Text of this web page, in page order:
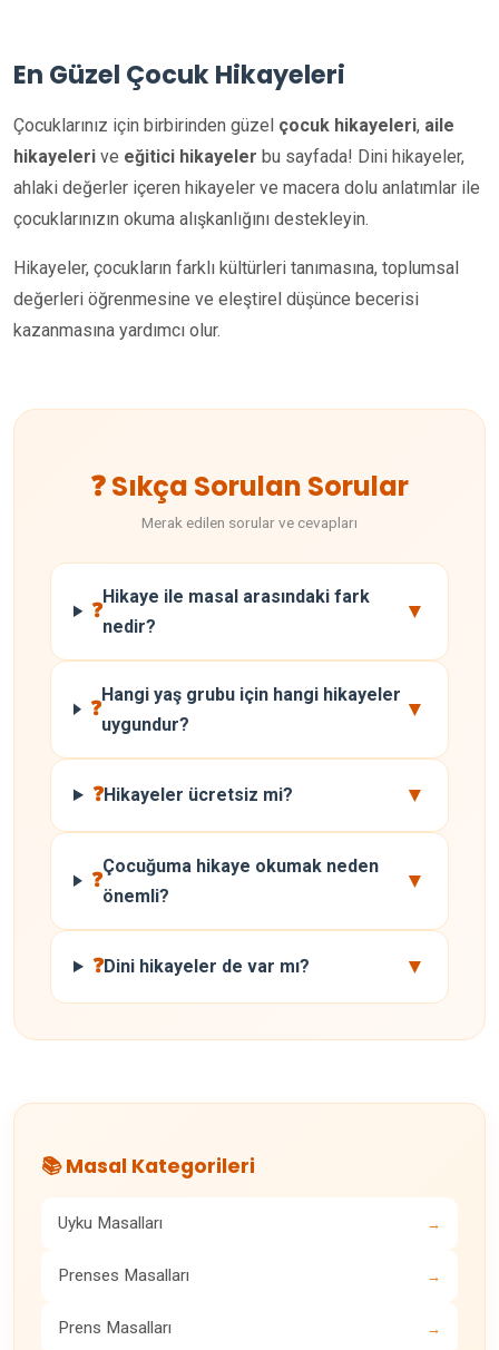
En Güzel Çocuk Hikayeleri
Çocuklarınız için birbirinden güzel çocuk hikayeleri, aile
hikayeleri ve eğitici hikayeler bu sayfada! Dini hikayeler,
ahlaki değerler içeren hikayeler ve macera dolu anlatımlar ile
çocuklarınızın okuma alışkanlığını destekleyin.
Hikayeler, çocukların farklı kültürleri tanımasına, toplumsal
değerleri öğrenmesine ve eleştirel düşünce becerisi
kazanmasına yardımcı olur.
❓ Sıkça Sorulan Sorular
Merak edilen sorular ve cevapları
❓
Hikaye ile masal arasındaki fark
nedir?
▼
❓
Hangi yaş grubu için hangi hikayeler
uygundur?
▼
❓Hikayeler ücretsiz mi? ▼
❓
Çocuğuma hikaye okumak neden
önemli?
▼
❓Dini hikayeler de var mı? ▼
📚 Masal Kategorileri
Uyku Masalları →
Prenses Masalları →
Prens Masalları →